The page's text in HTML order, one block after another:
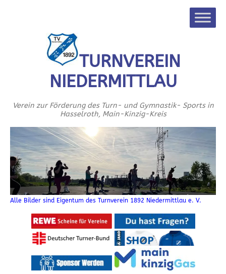
TURNVEREIN
NIEDERMITTLAU
Verein zur Förderung des Turn- und Gymnastik- Sports in
Hasselroth, Main-Kinzig-Kreis
Alle Bilder sind Eigentum des Turnverein 1892 Niedermittlau e. V.